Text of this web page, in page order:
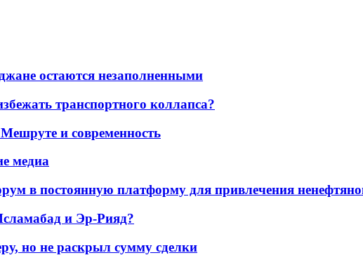
остаются незаполненными
транспортного коллапса?
и современность
медиа
в постоянную платформу для привлечения
и Эр-Рияд?
но не раскрыл сумму сделки